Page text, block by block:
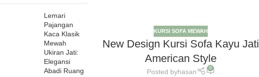
Lemari
Pajangan
Kaca Klasik
Mewah
Ukiran Jati:
Elegansi
Abadi Ruang
KURSI SOFA MEWAH
New Design Kursi Sofa Kayu Jati
American Style
Posted byhasan 0